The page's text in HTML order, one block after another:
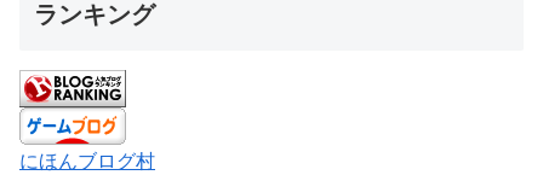
ランキング
にほんブログ村